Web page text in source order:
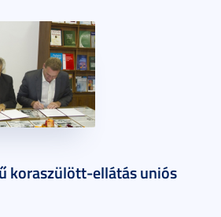
koraszülött-ellátás uniós